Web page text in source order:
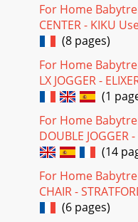
For Home
CENTER - KIKU
(8 pages)
For Home
LX JOGGER -
(1
For Home
DOUBLE
(14
For Home
CHAIR -
(6 pages)